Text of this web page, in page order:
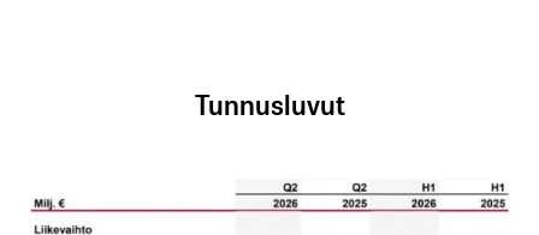
Tunnusluvut